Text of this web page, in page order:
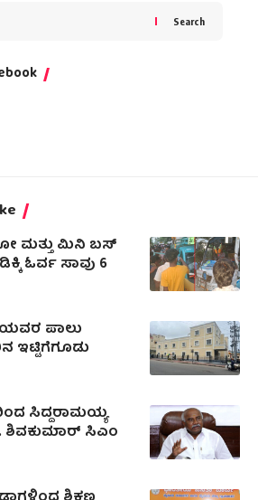
Search
ಮತ್ತು ಮಿನಿ ಬಸ್
ಓರ್ವ ಸಾವು 6
ಪಾಲು
ಇಟ್ಟಿಗೆಗೂಡು
ಸಿದ್ದರಾಮಯ್ಯ
ಶಿವಕುಮಾರ್ ಸಿಎಂ